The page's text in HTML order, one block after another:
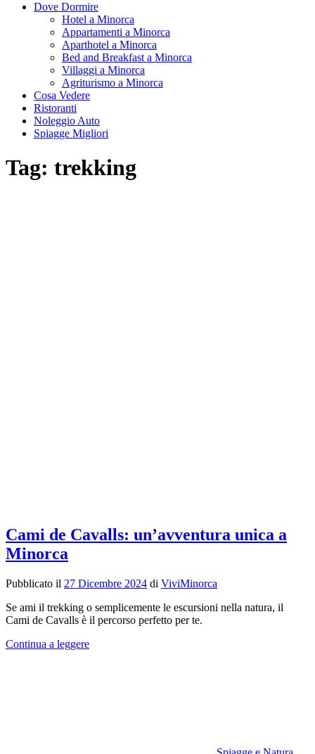
Dove Dormire
Hotel a Minorca
Appartamenti a Minorca
Aparthotel a Minorca
Bed and Breakfast a Minorca
Villaggi a Minorca
Agriturismo a Minorca
Cosa Vedere
Ristoranti
Noleggio Auto
Spiagge Migliori
Tag: trekking
Cami de Cavalls: un’avventura unica a
Minorca
Pubblicato il 27 Dicembre 2024 di ViviMinorca
Se ami il trekking o semplicemente le escursioni nella natura, il
Cami de Cavalls è il percorso perfetto per te.
Continua a leggere